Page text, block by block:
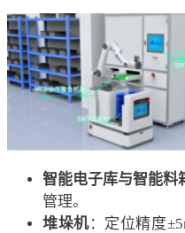
智能电子库与智能料
管理。
堆垛机：定位精度